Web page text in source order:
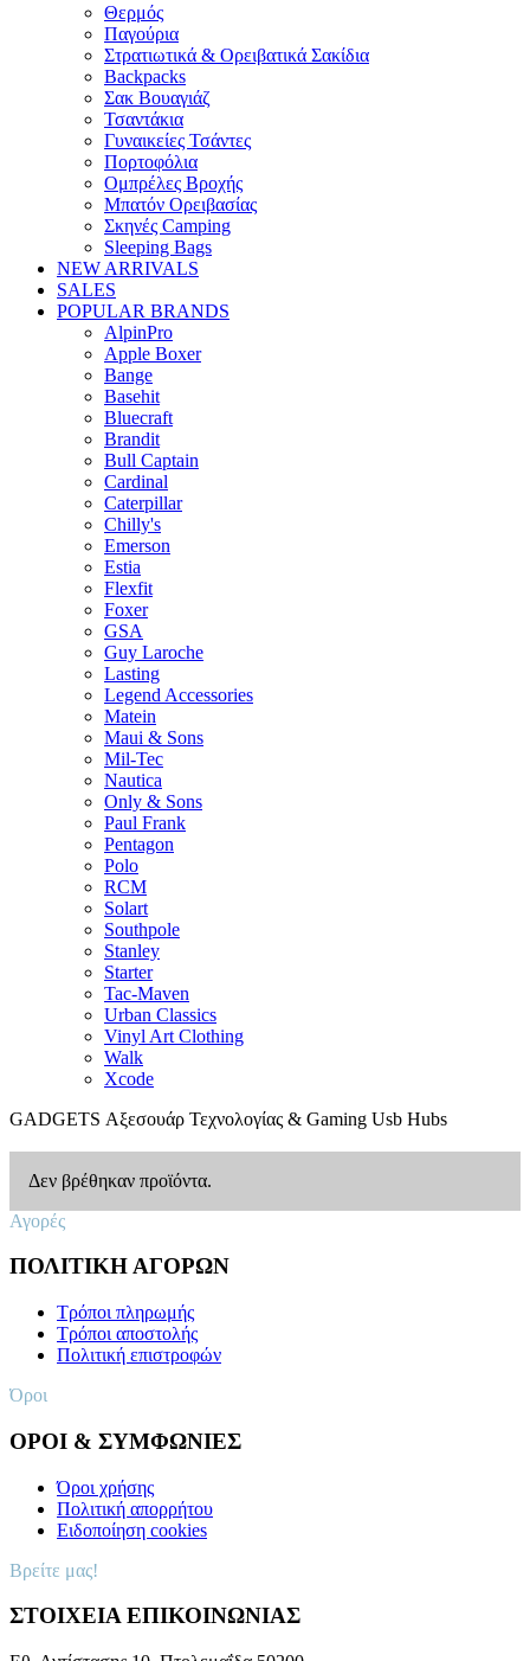
Θερμός
Παγούρια
Στρατιωτικά & Ορειβατικά Σακίδια
Backpacks
Σακ Βουαγιάζ
Τσαντάκια
Γυναικείες Τσάντες
Πορτοφόλια
Ομπρέλες Βροχής
Μπατόν Ορειβασίας
Σκηνές Camping
Sleeping Bags
NEW ARRIVALS
SALES
POPULAR BRANDS
AlpinPro
Apple Boxer
Bange
Basehit
Bluecraft
Brandit
Bull Captain
Cardinal
Caterpillar
Chilly's
Emerson
Estia
Flexfit
Foxer
GSA
Guy Laroche
Lasting
Legend Accessories
Matein
Maui & Sons
Mil-Tec
Nautica
Only & Sons
Paul Frank
Pentagon
Polo
RCM
Solart
Southpole
Stanley
Starter
Tac-Maven
Urban Classics
Vinyl Art Clothing
Walk
Xcode
GADGETS Αξεσουάρ Τεχνολογίας & Gaming Usb Hubs
Δεν βρέθηκαν προϊόντα.
Αγορές
ΠΟΛΙΤΙΚΗ ΑΓΟΡΩΝ
Τρόποι πληρωμής
Τρόποι αποστολής
Πολιτική επιστροφών
Όροι
ΟΡΟΙ & ΣΥΜΦΩΝΙΕΣ
Όροι χρήσης
Πολιτική απορρήτου
Ειδοποίηση cookies
Βρείτε μας!
ΣΤΟΙΧΕΙΑ ΕΠΙΚΟΙΝΩΝΙΑΣ